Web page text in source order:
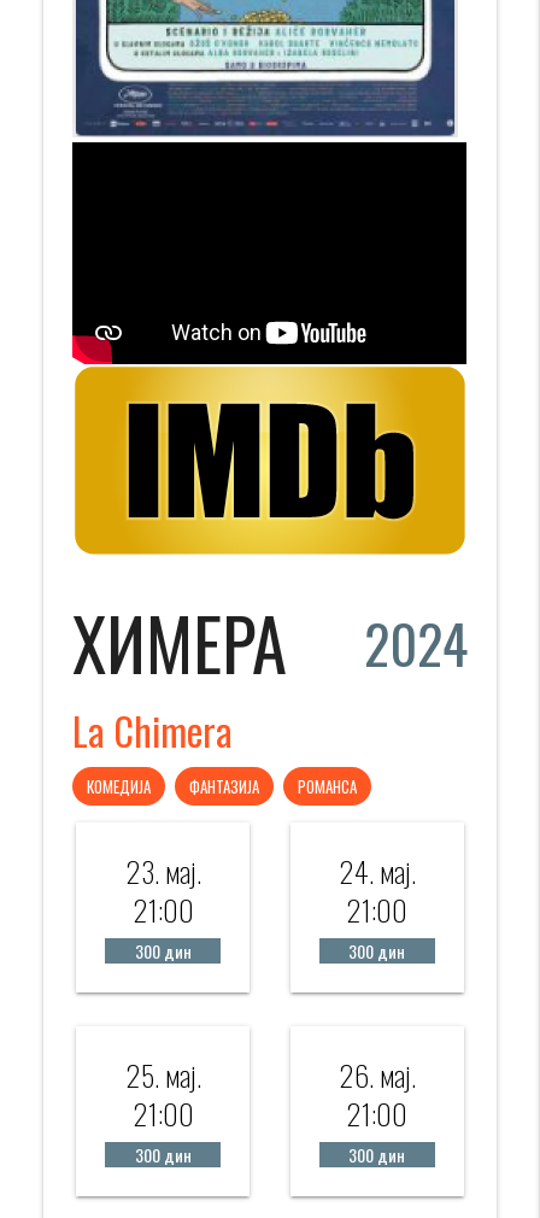
ХИМЕРА 2024
La Chimera
КОМЕДИЈА ФАНТАЗИЈА РОМАНСА
23. мај.
21:00
300 дин
24. мај.
21:00
300 дин
25. мај.
21:00
300 дин
26. мај.
21:00
300 дин